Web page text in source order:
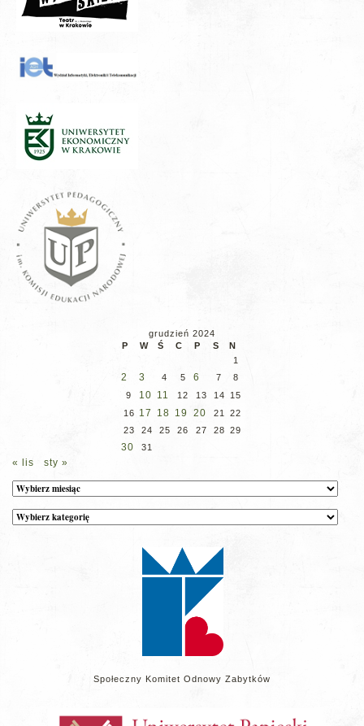
grudzień 2024
P
W Ś C P S
N
1
2 3 4 5 6 7
8
9
10 11 12 13 14
15
16 17 18 19 20 21
22
23
24 25 26 27 28 29
30 31
« lis sty »
Archiwum
Kategorie
wpisów
Społeczny Komitet Odnowy Zabytków